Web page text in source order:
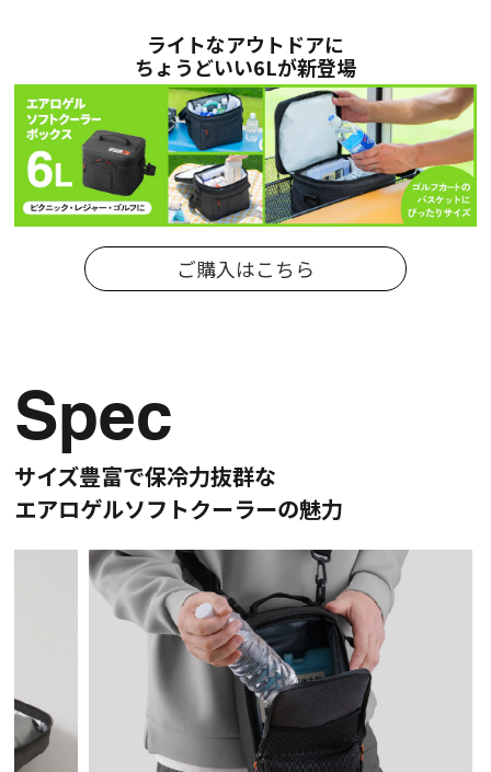
ライトなアウトドアに
ちょうどいい6Lが新登場
ご購入はこちら
Spec
サイズ豊富で保冷力抜群な
エアロゲルソフトクーラーの魅力